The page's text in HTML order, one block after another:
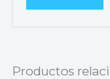
Productos